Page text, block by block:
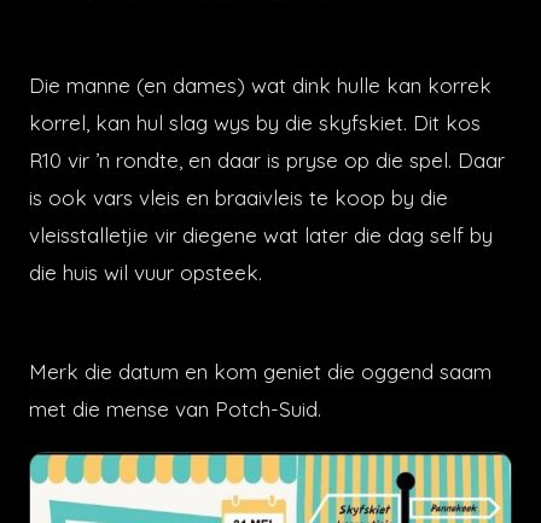
Die manne (en dames) wat dink hulle kan korrek
korrel, kan hul slag wys by die skyfskiet. Dit kos
R10 vir ’n rondte, en daar is pryse op die spel. Daar
is ook vars vleis en braaivleis te koop by die
vleisstalletjie vir diegene wat later die dag self by
die huis wil vuur opsteek.
Merk die datum en kom geniet die oggend saam
met die mense van Potch-Suid.